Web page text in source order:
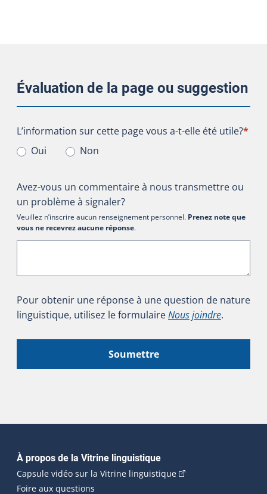
Évaluation de la page ou suggestion
L’information sur cette page vous a-t-elle été utile?
L’information sur cette page vous a-t-elle été utile?*
Oui
Non
Avez-vous un commentaire à nous transmettre ou
un problème à signaler?
Veuillez n’inscrire aucun renseignement personnel. Prenez note que
vous ne recevrez aucune réponse.
Pour obtenir une réponse à une question de nature
linguistique, utilisez le formulaireNous joindre.
Soumettre
Navigation principale
À propos de la Vitrine linguistique
Capsule vidéo sur la Vitrine linguistique(Cet hyperlien
Foire aux questions